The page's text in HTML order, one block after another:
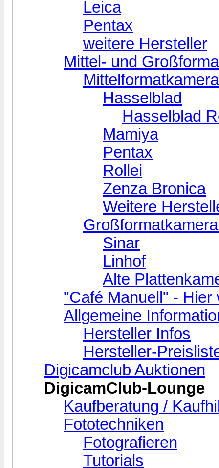
Leica
Pentax
weitere Hersteller
Mittel- und
Hasselblad
Hasselblad
Mamiya
Pentax
Rollei
Zenza Bronica
Weitere
Sinar
Linhof
Alte
"Café Manuell" - Hier
Allgemeine
Hersteller Infos
Hersteller-
Digicamclub Auktionen
DigicamClub-Lounge
Kaufberatung /
Fototechniken
Fotografieren
Tutorials